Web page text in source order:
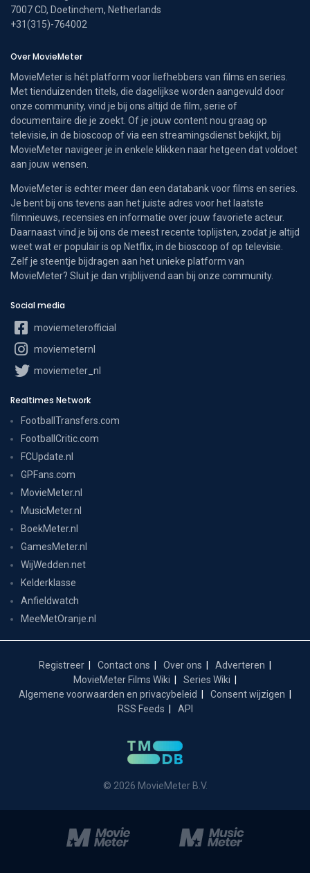
7007 CD, Doetinchem, Netherlands
+31(315)-764002
Over MovieMeter
MovieMeter is hét platform voor liefhebbers van films en series.
Met tienduizenden titels, die dagelijkse worden aangevuld door
onze community, vind je bij ons altijd de film, serie of
documentaire die je zoekt. Of je jouw content nou graag op
televisie, in de bioscoop of via een streamingsdienst bekijkt, bij
MovieMeter navigeer je in enkele klikken naar hetgeen dat voldoet
aan jouw wensen.
MovieMeter is echter meer dan een databank voor films en series.
Je bent bij ons tevens aan het juiste adres voor het laatste
filmnieuws, recensies en informatie over jouw favoriete acteur.
Daarnaast vind je bij ons de meest recente toplijsten, zodat je altijd
weet wat er populair is op Netflix, in de bioscoop of op televisie.
Zelf je steentje bijdragen aan het unieke platform van
MovieMeter? Sluit je dan vrijblijvend aan bij onze community.
Social media
moviemeterofficial
moviemeternl
moviemeter_nl
Realtimes Network
FootballTransfers.com
FootballCritic.com
FCUpdate.nl
GPFans.com
MovieMeter.nl
MusicMeter.nl
BoekMeter.nl
GamesMeter.nl
WijWedden.net
Kelderklasse
Anfieldwatch
MeeMetOranje.nl
Registreer Contact ons Over ons
Adverteren
MovieMeter Films Wiki
Series Wiki
Algemene voorwaarden en privacybeleid
Consent wijzigen
RSS Feeds
API
© 2026 MovieMeter B.V.